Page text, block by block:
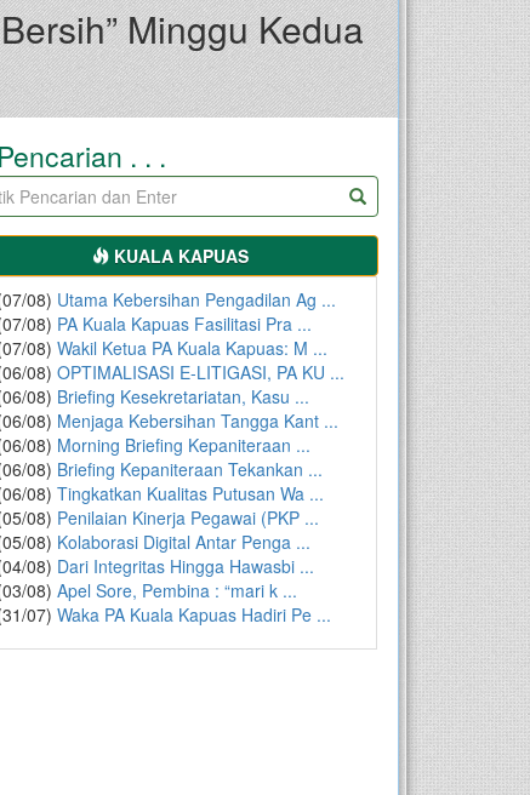
Minggu Kedua
Pencarian . . .
KUALA KAPUAS
08) Utama Kebersihan Pengadilan Ag ...
08) PA Kuala Kapuas Fasilitasi Pra ...
08) Wakil Ketua PA Kuala Kapuas: M ...
08) OPTIMALISASI E-LITIGASI, PA KU ...
08) Briefing Kesekretariatan, Kasu ...
08) Menjaga Kebersihan Tangga Kant ...
08) Morning Briefing Kepaniteraan ...
08) Briefing Kepaniteraan Tekankan ...
08) Tingkatkan Kualitas Putusan Wa ...
08) Penilaian Kinerja Pegawai (PKP ...
08) Kolaborasi Digital Antar Penga ...
08) Dari Integritas Hingga Hawasbi ...
08) Apel Sore, Pembina : “mari k ...
07) Waka PA Kuala Kapuas Hadiri Pe ...